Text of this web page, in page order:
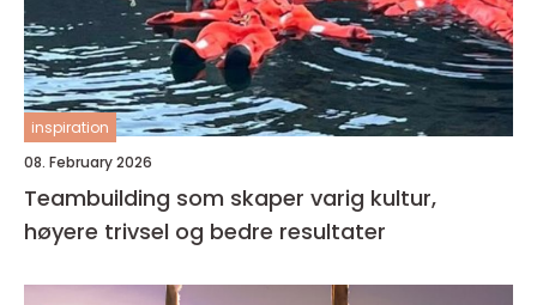
inspiration
08. February 2026
Teambuilding som skaper varig kultur,
høyere trivsel og bedre resultater